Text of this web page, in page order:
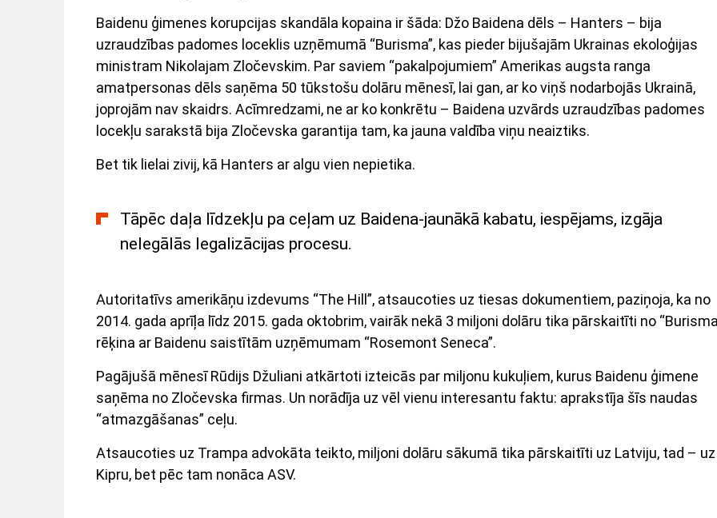
Baidenu ģimenes korupcijas skandāla kopaina ir šāda: Džo Baidena dēls – Hanters – bija
uzraudzības padomes loceklis uzņēmumā “Burisma”, kas pieder bijušajām Ukrainas ekoloģijas
ministram Nikolajam Zločevskim. Par saviem “pakalpojumiem” Amerikas augsta ranga
amatpersonas dēls saņēma 50 tūkstošu dolāru mēnesī, lai gan, ar ko viņš nodarbojās Ukrainā,
joprojām nav skaidrs. Acīmredzami, ne ar ko konkrētu – Baidena uzvārds uzraudzības padomes
locekļu sarakstā bija Zločevska garantija tam, ka jauna valdība viņu neaiztiks.
Bet tik lielai zivij, kā Hanters ar algu vien nepietika.
Tāpēc daļa līdzekļu pa ceļam uz Baidena-jaunākā kabatu, iespējams, izgāja
nelegālās legalizācijas procesu.
Autoritatīvs amerikāņu izdevums “The Hill”, atsaucoties uz tiesas dokumentiem, paziņoja, ka no
2014. gada aprīļa līdz 2015. gada oktobrim, vairāk nekā 3 miljoni dolāru tika pārskaitīti no
rēķina ar Baidenu saistītām uzņēmumam “Rosemont Seneca”.
Pagājušā mēnesī Rūdijs Džuliani atkārtoti izteicās par miljonu kukuļiem, kurus Baidenu ģimene
saņēma no Zločevska firmas. Un norādīja uz vēl vienu interesantu faktu: aprakstīja šīs naudas
“atmazgāšanas” ceļu.
Atsaucoties uz Trampa advokāta teikto, miljoni dolāru sākumā tika pārskaitīti uz Latviju, tad – uz
Kipru, bet pēc tam nonāca ASV.